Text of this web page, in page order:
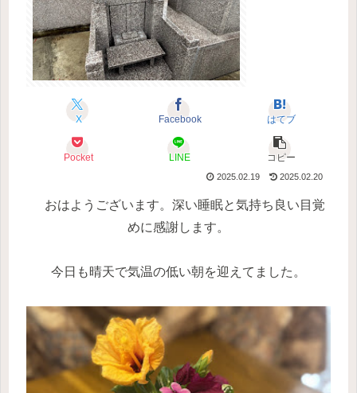
X Facebook はてブ
Pocket LINE コピー
2025.02.19 2025.02.20
おはようございます。深い睡眠と気持ち良い目覚
めに感謝します。
今日も晴天で気温の低い朝を迎えてました。